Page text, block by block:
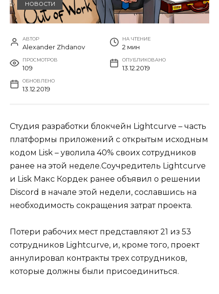
НОВОСТИ
АВТОР
Alexander Zhdanov
НА ЧТЕНИЕ
2 мин
ПРОСМОТРОВ
109
ОПУБЛИКОВАНО
13.12.2019
ОБНОВЛЕНО
13.12.2019
Студия разработки блокчейн Lightcurve – часть
платформы приложений с открытым исходным
кодом Lisk – уволила 40% своих сотрудников
ранее на этой неделе.Соучредитель Lightcurve
и Lisk Макс Кордек ранее объявил о решении
Discord в начале этой недели, сославшись на
необходимость сокращения затрат проекта.
Потери рабочих мест представляют 21 из 53
сотрудников Lightcurve, и, кроме того, проект
аннулировал контракты трех сотрудников,
которые должны были присоединиться.